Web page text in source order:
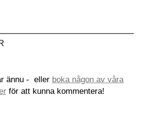
ännu - eller boka någon av våra
för att kunna kommentera!